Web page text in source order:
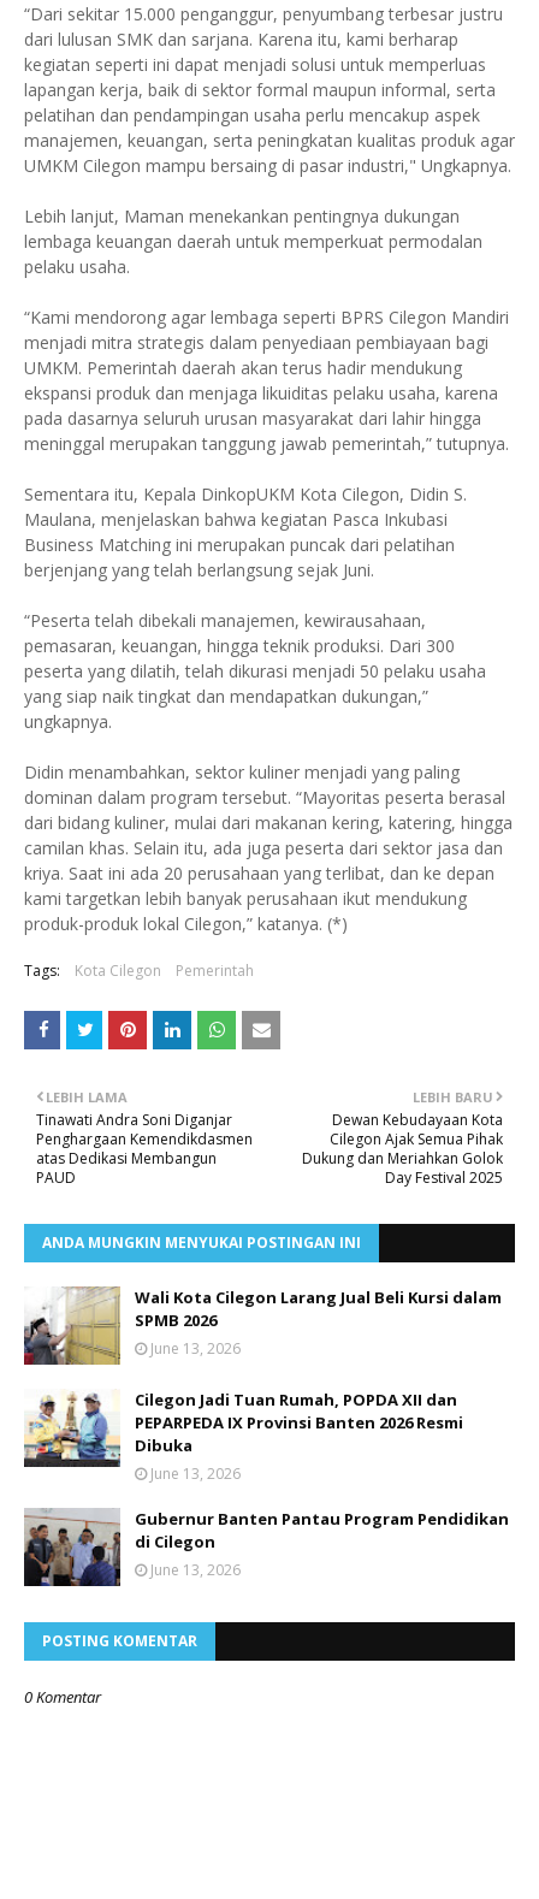
“Dari sekitar 15.000 penganggur, penyumbang terbesar justru
dari lulusan SMK dan sarjana. Karena itu, kami berharap
kegiatan seperti ini dapat menjadi solusi untuk memperluas
lapangan kerja, baik di sektor formal maupun informal, serta
pelatihan dan pendampingan usaha perlu mencakup aspek
manajemen, keuangan, serta peningkatan kualitas produk agar
UMKM Cilegon mampu bersaing di pasar industri," Ungkapnya.
Lebih lanjut, Maman menekankan pentingnya dukungan
lembaga keuangan daerah untuk memperkuat permodalan
pelaku usaha.
“Kami mendorong agar lembaga seperti BPRS Cilegon Mandiri
menjadi mitra strategis dalam penyediaan pembiayaan bagi
UMKM. Pemerintah daerah akan terus hadir mendukung
ekspansi produk dan menjaga likuiditas pelaku usaha, karena
pada dasarnya seluruh urusan masyarakat dari lahir hingga
meninggal merupakan tanggung jawab pemerintah,” tutupnya.
Sementara itu, Kepala DinkopUKM Kota Cilegon, Didin S.
Maulana, menjelaskan bahwa kegiatan Pasca Inkubasi
Business Matching ini merupakan puncak dari pelatihan
berjenjang yang telah berlangsung sejak Juni.
“Peserta telah dibekali manajemen, kewirausahaan,
pemasaran, keuangan, hingga teknik produksi. Dari 300
peserta yang dilatih, telah dikurasi menjadi 50 pelaku usaha
yang siap naik tingkat dan mendapatkan dukungan,”
ungkapnya.
Didin menambahkan, sektor kuliner menjadi yang paling
dominan dalam program tersebut. “Mayoritas peserta berasal
dari bidang kuliner, mulai dari makanan kering, katering, hingga
camilan khas. Selain itu, ada juga peserta dari sektor jasa dan
kriya. Saat ini ada 20 perusahaan yang terlibat, dan ke depan
kami targetkan lebih banyak perusahaan ikut mendukung
produk-produk lokal Cilegon,” katanya. (*)
Tags: Kota Cilegon Pemerintah
LEBIH BARU
Dewan Kebudayaan Kota
Cilegon Ajak Semua Pihak
Dukung dan Meriahkan Golok
Day Festival 2025
LEBIH LAMA
Tinawati Andra Soni Diganjar
Penghargaan Kemendikdasmen
atas Dedikasi Membangun
PAUD
ANDA MUNGKIN MENYUKAI POSTINGAN INI
Wali Kota Cilegon Larang Jual Beli Kursi dalam
SPMB 2026
June 13, 2026
Cilegon Jadi Tuan Rumah, POPDA XII dan
PEPARPEDA IX Provinsi Banten 2026 Resmi
Dibuka
June 13, 2026
Gubernur Banten Pantau Program Pendidikan
di Cilegon
June 13, 2026
POSTING KOMENTAR
0 Komentar